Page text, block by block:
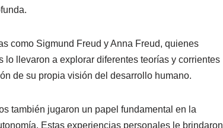
como Sigmund Freud y Anna Freud, quienes
llevaron a explorar diferentes teorías y corrientes
de su propia visión del desarrollo humano.
también jugaron un papel fundamental en la
Estas experiencias personales le brindaron